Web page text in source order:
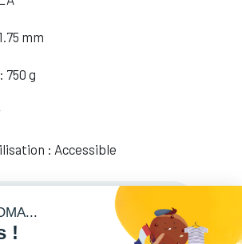
mm
750 g
: Accessible
20,82€HT
(20,82 TVA comprise)
!